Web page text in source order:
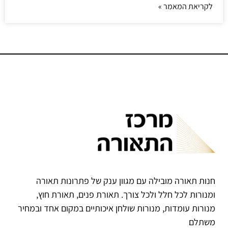
לקריאת המאמר »
חנות תאורה מובילה עם מגוון ענק של פתרונות תאורה
ומנורות לכל חלל ולכל צורך. תאורת פנים, תאורת חוץ,
מנורות עומדות, מנורות שולחן איכותיים במקום אחד ובמחיר
משתלם